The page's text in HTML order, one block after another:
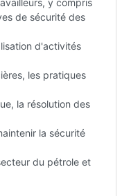
y compris
de sécurité des
d'activités
les pratiques
la résolution des
la sécurité
du pétrole et